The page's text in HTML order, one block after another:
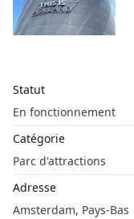
Statut
En fonctionnement
Catégorie
Parc d'attractions
Adresse
Amsterdam, Pays-Bas